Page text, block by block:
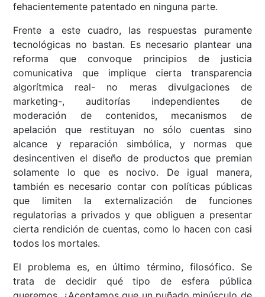
fehacientemente patentado en ninguna parte.
Frente a este cuadro, las respuestas puramente
tecnológicas no bastan. Es necesario plantear una
reforma que convoque principios de justicia
comunicativa que implique cierta transparencia
algorítmica real- no meras divulgaciones de
marketing-, auditorías independientes de
moderación de contenidos, mecanismos de
apelación que restituyan no sólo cuentas sino
alcance y reparación simbólica, y normas que
desincentiven el diseño de productos que premian
solamente lo que es nocivo. De igual manera,
también es necesario contar con políticas públicas
que limiten la externalización de funciones
regulatorias a privados y que obliguen a presentar
cierta rendición de cuentas, como lo hacen con casi
todos los mortales.
El problema es, en último término, filosófico. Se
trata de decidir qué tipo de esfera pública